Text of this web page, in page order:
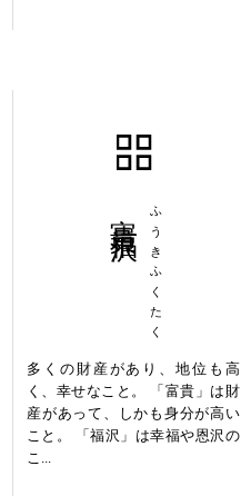
ふうきふくたく
多くの財産があり、地位も高
く、幸せなこと。 「富貴」は財
産があって、しかも身分が高い
こと。 「福沢」は幸福や恩沢の
こ...